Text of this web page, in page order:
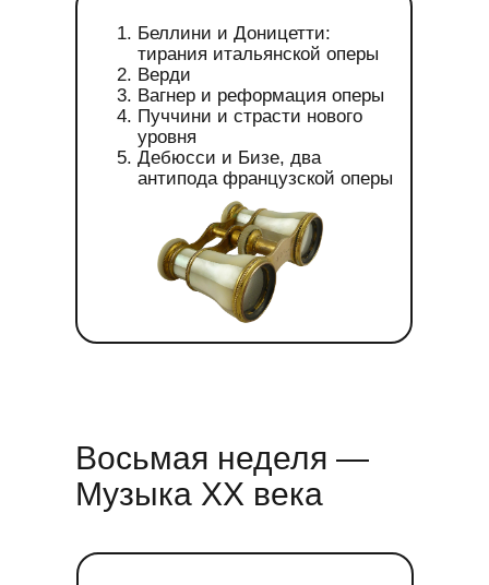
Беллини и Доницетти:
тирания итальянской оперы
Верди
Вагнер и реформация оперы
Пуччини и страсти нового
уровня
Дебюсси и Бизе, два
антипода французской оперы
Восьмая неделя —
Музыка XX века